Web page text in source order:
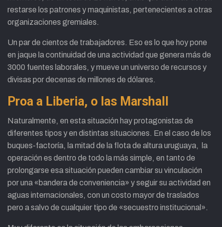
restarse los patrones y maquinistas, pertenecientes a otras
organizaciones gremiales.
Un par de cientos de trabajadores. Eso es lo que hoy pone
en jaque la continuidad de una actividad que genera más de
3000 fuentes laborales, y mueve un universo de recursos y
divisas por decenas de millones de dólares.
Proa a Liberia, o las Marshall
Naturalmente, en esta situación hay protagonistas de
diferentes tipos y en distintas situaciones. En el caso de los
buques-factoría, la mitad de la flota de altura uruguaya, la
operación es dentro de todo la más simple, en tanto de
prolongarse esa situación pueden cambiar su vinculación
por una «bandera de conveniencia» y seguir su actividad en
aguas internacionales, con un costo mayor de traslados
pero a salvo de cualquier tipo de «secuestro institucional».